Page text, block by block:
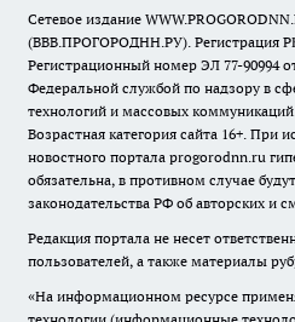
Сетевое издание
(ВВВ.ПРОГОРОДНН.РУ). Регистрация
Регистрационный номер ЭЛ 77-90994
Федеральной службой по надзору в
технологий и массовых
Возрастная категория сайта 16+. При
новостного портала progorodnn.ru
обязательна, в противном случае
законодательства РФ об авторских и
Редакция портала не несет
пользователей, а также материалы
«На информационном ресурсе